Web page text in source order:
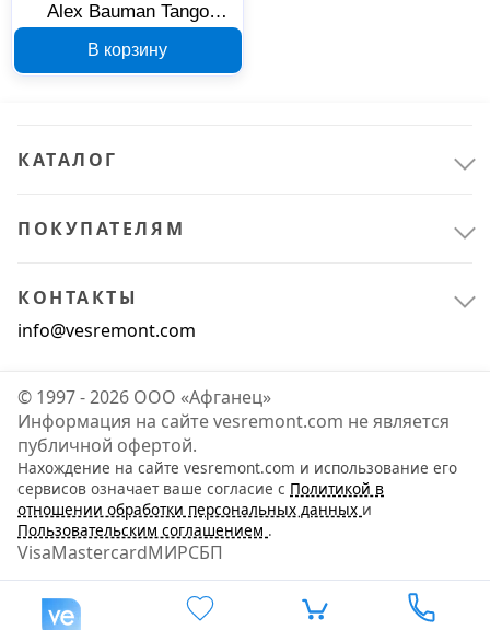
Климатическое оборудование
Отопительные приборы и системы отопления 5
Alex Bauman Tango
261882А
В корзину
КАТАЛОГ
ПОКУПАТЕЛЯМ
КОНТАКТЫ
info@vesremont.com
© 1997 - 2026 ООО «Афганец»
Информация на сайте vesremont.com не является
публичной офертой.
Нахождение на сайте vesremont.com и использование его
сервисов означает ваше согласие с Политикой в
отношении обработки персональных данных и
Пользовательским соглашением .
VisaMastercardМИРСБП